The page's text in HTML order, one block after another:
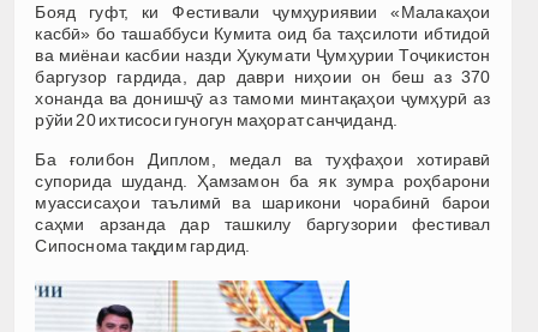
Бояд гуфт, ки Фестивали ҷумҳуриявии «Малакаҳои
касбӣ» бо ташаббуси Кумита оид ба таҳсилоти ибтидоӣ
ва миёнаи касбии назди Ҳукумати Ҷумҳурии Тоҷикистон
баргузор гардида, дар даври ниҳоии он беш аз 370
хонанда ва донишҷӯ аз тамоми минтақаҳои ҷумҳурӣ аз
рӯйи 20 ихтисоси гуногун маҳорат санҷиданд.
Ба ғолибон Диплом, медал ва туҳфаҳои хотиравӣ
супорида шуданд. Ҳамзамон ба як зумра роҳбарони
муассисаҳои таълимӣ ва шарикони чорабинӣ барои
саҳми арзанда дар ташкилу баргузории фестивал
Сипоснома тақдим гардид.